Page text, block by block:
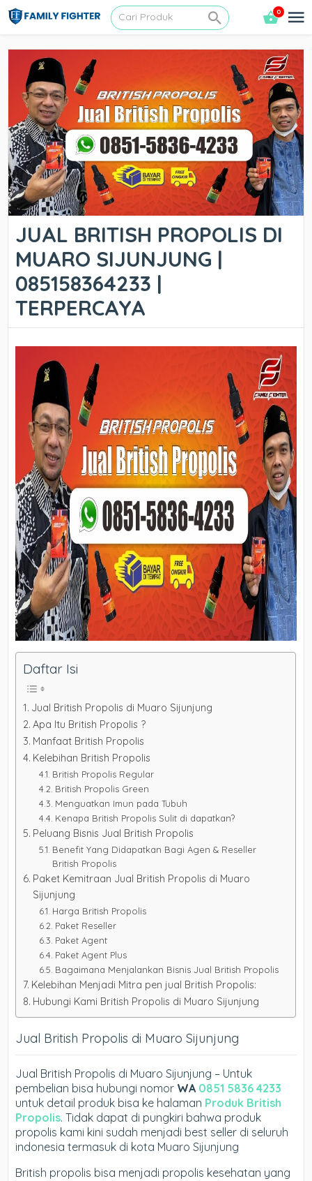
0
JUAL BRITISH PROPOLIS DI
MUARO SIJUNJUNG |
085158364233 |
TERPERCAYA
Daftar Isi
Jual British Propolis di Muaro Sijunjung
Apa Itu British Propolis ?
Manfaat British Propolis
Kelebihan British Propolis
British Propolis Regular
British Propolis Green
Menguatkan Imun pada Tubuh
Kenapa British Propolis Sulit di dapatkan?
Peluang Bisnis Jual British Propolis
Benefit Yang Didapatkan Bagi Agen & Reseller
British Propolis
Paket Kemitraan Jual British Propolis di Muaro
Sijunjung
Harga British Propolis
Paket Reseller
Paket Agent
Paket Agent Plus
Bagaimana Menjalankan Bisnis Jual British Propolis
Kelebihan Menjadi Mitra pen jual British Propolis:
Hubungi Kami British Propolis di Muaro Sijunjung
Jual British Propolis di Muaro Sijunjung
Jual British Propolis di Muaro Sijunjung – Untuk
pembelian bisa hubungi nomor WA 0851 5836 4233
untuk detail produk bisa ke halaman Produk British
Propolis. Tidak dapat di pungkiri bahwa produk
propolis kami kini sudah menjadi best seller di seluruh
indonesia termasuk di kota Muaro Sijunjung
British propolis bisa menjadi propolis kesehatan yang